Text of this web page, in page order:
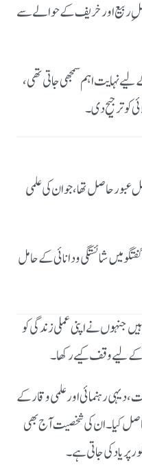
ربیع اور خریف کے حوالے سے
نہایت اہم سمجھی جاتی تھی،
کو ترجیح دی۔
عبور حاصل تھا، جو ان کی علمی
میں شائستگی و دانائی کے حامل
جنہوں نے اپنی عملی زندگی کو
کے لیے وقف کیے رکھا۔
رہنمائی اور علمی وقار کے
کیا۔ ان کی شخصیت آج بھی
یاد کی جاتی ہے۔